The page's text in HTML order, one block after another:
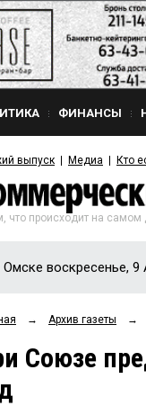
ФИНАНСЫ
выпуск Медиа Кто
что происходит на самом
Омске воскресенье, 9
→ Архив газеты →
Союзе